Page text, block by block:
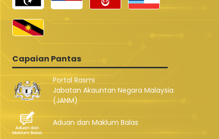
Capaian Pantas
Portal Rasmi
Jabatan Akauntan Negara Malaysia
(JANM)
Aduan dan Maklum Balas